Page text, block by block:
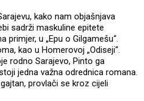
kako nam objašnjava
sadrži maskuline epitete
primjer, u „Epu o Gilgamešu“.
kao u Homerovoj „Odiseji“.
rodno Sarajevo, Pinto ga
jedna važna odrednica romana.
provlači se kroz cijeli